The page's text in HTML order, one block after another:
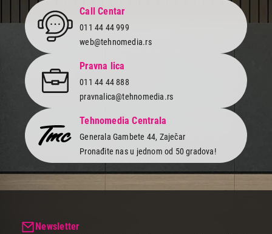
kao i druge specifične karakteristike kako bi se savršeno uklopili u
tvoj stil.
Sada možeš pojačati muziku koliko želiš znajući da tvoji zvučnici
pružaju vrhunski zvuk i jačinu koja će oduševiti i zabaviti tvoje
saputnike.
Pravo je vreme da kupiš kvalitetne zvučnike za auto i nadogradiš
zvuk u svom četvorotočkašu. Izaberi neki od renomiranih i
pouzdanih proizvođača JBL, Pioneer, Blaupunkt, JVC, Kenwood,
Sony po odličnim cenama kao i načinima plaćanja i uživaj u
besprekornom audio doživljaju.
Call Centar
011 44 44 999
web@tehnomedia.rs
Pravna lica
011 44 44 888
pravnalica@tehnomedia.rs
Tehnomedia Centrala
Generala Gambete 44, Zaječar
Pronađite nas u jednom od 50 gradova!
Newsletter